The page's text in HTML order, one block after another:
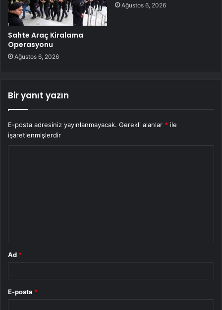
Sahte Araç Kiralama
Operasyonu
Ağustos 6, 2026
Ağustos 6, 2026
Bir yanıt yazın
E-posta adresiniz yayınlanmayacak. Gerekli alanlar * ile
işaretlenmişlerdir
Ad *
E-posta *